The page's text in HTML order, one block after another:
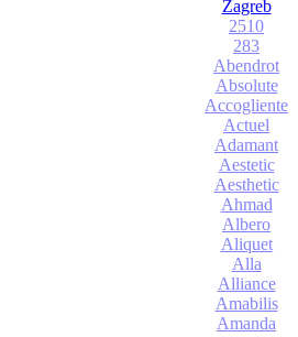
Zagreb
2510
283
Abendrot
Absolute
Accogliente
Actuel
Adamant
Aestetic
Aesthetic
Ahmad
Albero
Aliquet
Alla
Alliance
Amabilis
Amanda